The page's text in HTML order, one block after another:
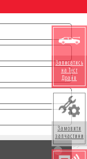
Записатись
на Тест
Драйв
Замовити
запчастини